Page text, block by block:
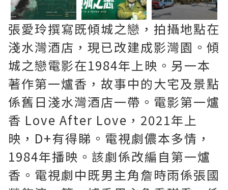
張愛玲撰寫既傾城之戀，拍攝地點在
淺水灣酒店，現已改建成影灣園。傾
城之戀電影在1984年上映。另一本
著作第一爐香，故事中的大宅及景點
係舊日淺水灣酒店一帶。電影第一爐
香 Love After Love，2021年上
映，D+有得睇。電視劇儂本多情，
1984年播映。該劇係改編自第一爐
香。電視劇中既男主角詹時雨係張國